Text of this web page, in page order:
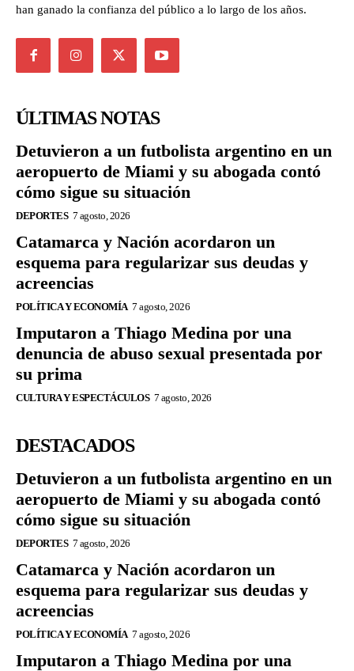
han ganado la confianza del público a lo largo de los años.
ÚLTIMAS NOTAS
Detuvieron a un futbolista argentino en un
aeropuerto de Miami y su abogada contó
cómo sigue su situación
DEPORTES 7 agosto, 2026
Catamarca y Nación acordaron un
esquema para regularizar sus deudas y
acreencias
POLÍTICA Y ECONOMÍA 7 agosto, 2026
Imputaron a Thiago Medina por una
denuncia de abuso sexual presentada por
su prima
CULTURA Y ESPECTÁCULOS 7 agosto, 2026
DESTACADOS
Detuvieron a un futbolista argentino en un
aeropuerto de Miami y su abogada contó
cómo sigue su situación
DEPORTES 7 agosto, 2026
Catamarca y Nación acordaron un
esquema para regularizar sus deudas y
acreencias
POLÍTICA Y ECONOMÍA 7 agosto, 2026
Imputaron a Thiago Medina por una